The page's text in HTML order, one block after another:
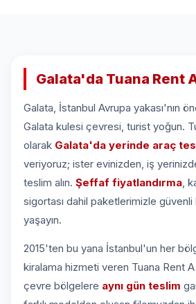
Galata'da Tuana Rent
Galata, İstanbul Avrupa yakası'nın
Galata kulesi çevresi, turist yoğun.
olarak Galata'da yerinde araç
veriyoruz; ister evinizden, iş
teslim alın. Şeffaf fiyatlandırma,
sigortası dahil paketlerimizle
yaşayın.
2015'ten bu yana İstanbul'un her
kiralama hizmeti veren Tuana Rent
çevre bölgelere aynı gün teslim